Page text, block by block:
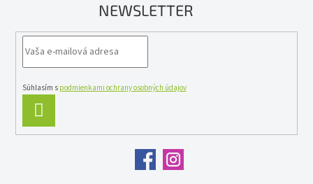
NEWSLETTER
Súhlasím s podmienkami ochrany osobných údajov
SA